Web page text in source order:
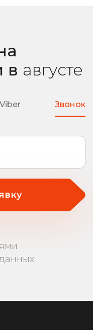
в августе
Viber Звонок